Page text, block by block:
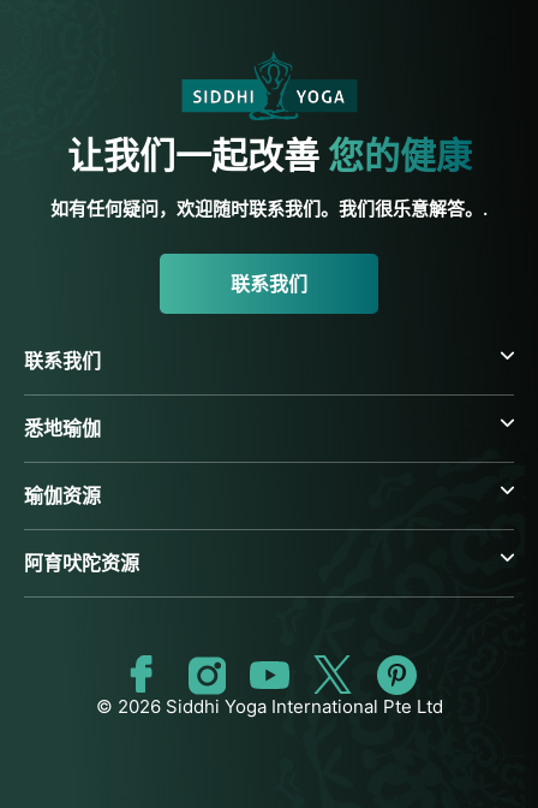
让我们一起改善 您的健康
如有任何疑问，欢迎随时联系我们。我们很乐意解答。.
联系我们
联系我们
悉地瑜伽
瑜伽资源
阿育吠陀资源
© 2026 Siddhi Yoga International Pte Ltd